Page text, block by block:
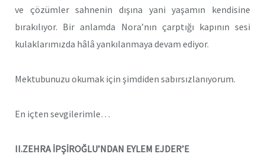
ve çözümler sahnenin dışına yani yaşamın kendisine
bırakılıyor. Bir anlamda Nora’nın çarptığı kapının sesi
kulaklarımızda hâlâ yankılanmaya devam ediyor.
Mektubunuzu okumak için şimdiden sabırsızlanıyorum.
En içten sevgilerimle…
II.ZEHRA İPŞİROĞLU’NDAN EYLEM EJDER’E